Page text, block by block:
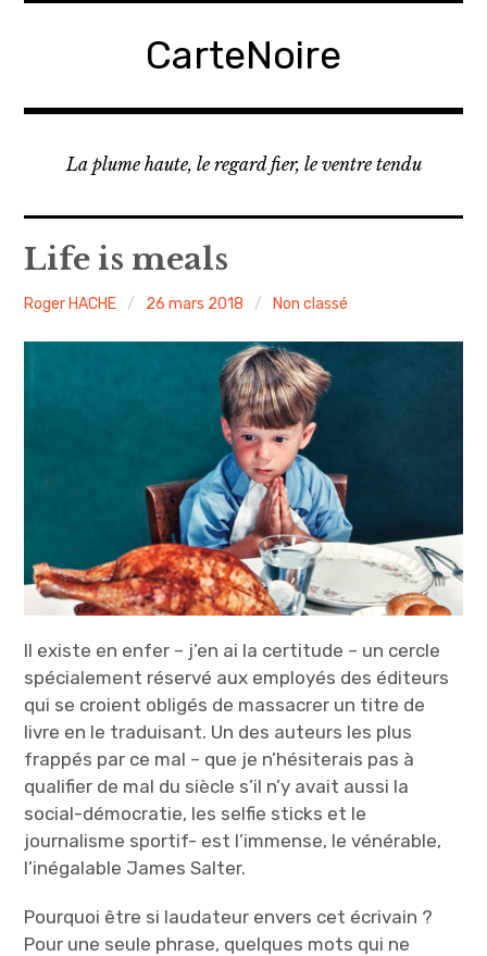
CarteNoire
La plume haute, le regard fier, le ventre tendu
Life is meals
Roger HACHE 26 mars 2018 Non classé
Il existe en enfer – j’en ai la certitude – un cercle
spécialement réservé aux employés des éditeurs
qui se croient obligés de massacrer un titre de
livre en le traduisant. Un des auteurs les plus
frappés par ce mal – que je n’hésiterais pas à
qualifier de mal du siècle s’il n’y avait aussi la
social-démocratie, les selfie sticks et le
journalisme sportif- est l’immense, le vénérable,
l’inégalable James Salter.
Pourquoi être si laudateur envers cet écrivain ?
Pour une seule phrase, quelques mots qui ne